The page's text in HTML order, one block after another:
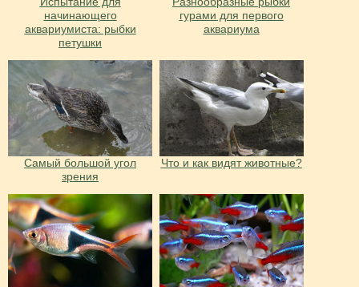
начинающего
аквариумиста: рыбки
петушки
гурами для первого
аквариума
Cамый большой угол
зрения
Что и как видят животные?